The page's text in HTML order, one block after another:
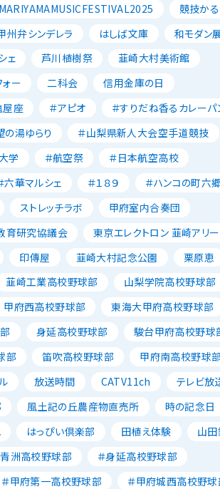
競技か
州弁シンデレラ はしば文庫
和モダン
ェ 芦川植樹祭
韮崎大村美術館
ー 二科会
信用金庫の日
屋座 ＃アピオ
＃すりだね香るカレーパ
の湯ゆらり
＃山梨県新人大会空手道競技
学 ＃航空祭
＃日本航空高校
六華マルシェ ＃１８９
＃ハンコの町六郷
ストレッチラボ
甲府室内合奏団
育研究協議会
東京エレクトロン 韮崎アリ
印傳屋 韮崎大村記念公園
栗原恵
韮崎工業高校野球部
山梨学院高校野球部
甲府西高校野球部
東海大甲府高校野球部
身延高校野球部
駿台甲府高校野球
部 笛吹高校野球部
甲府南高校野球部
放送時間 CATV11ch
テレビ放
風土記の丘農産物直売所
時の記念日
はっぴい倶楽部 田植え体験
山
青洲高校野球部
＃身延高校野球部
＃甲府第一高校野球部
＃甲府城西高校野球